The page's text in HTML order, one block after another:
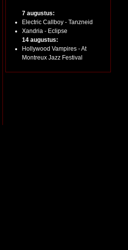
7 augustus:
Electric Callboy - Tanzneid
Xandria - Eclipse
14 augustus:
Hollywood Vampires - At
Montreux Jazz Festival